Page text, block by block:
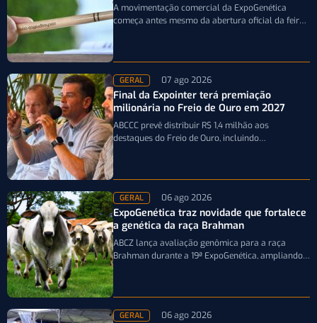
A movimentação comercial da ExpoGenética
começa antes mesmo da abertura oficial da feira.
GERAL 07 ago 2026
Final da Expointer terá premiação
milionária no Freio de Ouro em 2027
ABCCC prevê distribuir R$ 1,4 milhão aos
destaques do Freio de Ouro, incluindo
GERAL 06 ago 2026
ExpoGenética traz novidade que fortalece
a genética da raça Brahman
ABCZ lança avaliação genômica para a raça
Brahman durante a 19ª ExpoGenética, ampliando a
GERAL 06 ago 2026